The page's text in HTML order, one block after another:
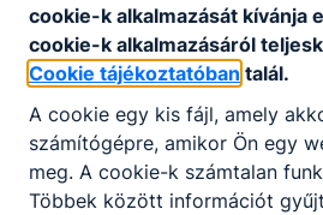
cookie-k alkalmazását kívánja
cookie-k alkalmazásáról
Cookie tájékoztatóban talál.
A cookie egy kis fájl, amely
számítógépre, amikor Ön egy
meg. A cookie-k számtalan
Többek között információt